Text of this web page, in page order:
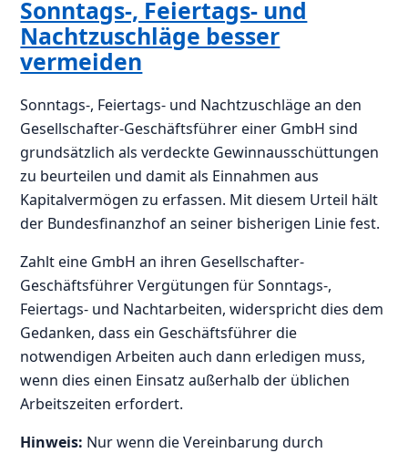
Sonntags-, Feiertags- und
Nachtzuschläge besser
vermeiden
Sonntags-, Feiertags- und Nachtzuschläge an den
Gesellschafter-Geschäftsführer einer GmbH sind
grundsätzlich als verdeckte Gewinnausschüttungen
zu beurteilen und damit als Einnahmen aus
Kapitalvermögen zu erfassen. Mit diesem Urteil hält
der Bundesfinanzhof an seiner bisherigen Linie fest.
Zahlt eine GmbH an ihren Gesellschafter-
Geschäftsführer Vergütungen für Sonntags-,
Feiertags- und Nachtarbeiten, widerspricht dies dem
Gedanken, dass ein Geschäftsführer die
notwendigen Arbeiten auch dann erledigen muss,
wenn dies einen Einsatz außerhalb der üblichen
Arbeitszeiten erfordert.
Hinweis: Nur wenn die Vereinbarung durch